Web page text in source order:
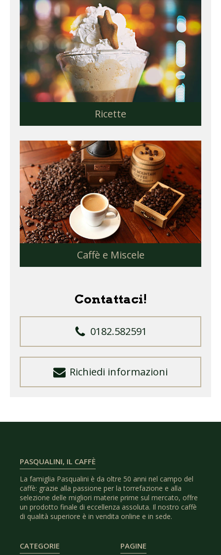
Ricette
Caffè e Miscele
Contattaci!
0182.582591
Richiedi informazioni
PASQUALINI, IL CAFFÈ
La famiglia Pasqualini è da oltre 50 anni nel campo del
caffè: grazie alla passione per la torrefazione e alla
selezione delle migliori materie prime sul mercato, offre
un prodotto finale di eccellenza assoluta. Il nostro caffè
di qualità superiore è in vendita online e in sede.
CATEGORIE PAGINE